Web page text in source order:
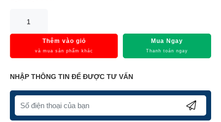
Thêm vào giỏ
và mua sản phẩm khác
Mua Ngay
Thanh toán ngay
NHẬP THÔNG TIN ĐỂ ĐƯỢC TƯ VẤN